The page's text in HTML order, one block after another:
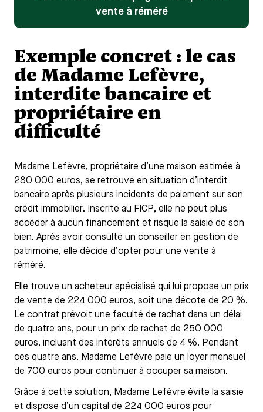
vente à réméré
Exemple concret : le cas
de Madame Lefèvre,
interdite bancaire et
propriétaire en
difficulté
Madame Lefèvre, propriétaire d’une maison estimée à
280 000 euros, se retrouve en situation d’interdit
bancaire après plusieurs incidents de paiement sur son
crédit immobilier. Inscrite au FICP, elle ne peut plus
accéder à aucun financement et risque la saisie de son
bien. Après avoir consulté un conseiller en gestion de
patrimoine, elle décide d’opter pour une vente à
réméré.
Elle trouve un acheteur spécialisé qui lui propose un prix
de vente de 224 000 euros, soit une décote de 20 %.
Le contrat prévoit une faculté de rachat dans un délai
de quatre ans, pour un prix de rachat de 250 000
euros, incluant des intérêts annuels de 4 %. Pendant
ces quatre ans, Madame Lefèvre paie un loyer mensuel
de 700 euros pour continuer à occuper sa maison.
Grâce à cette solution, Madame Lefèvre évite la saisie
et dispose d’un capital de 224 000 euros pour